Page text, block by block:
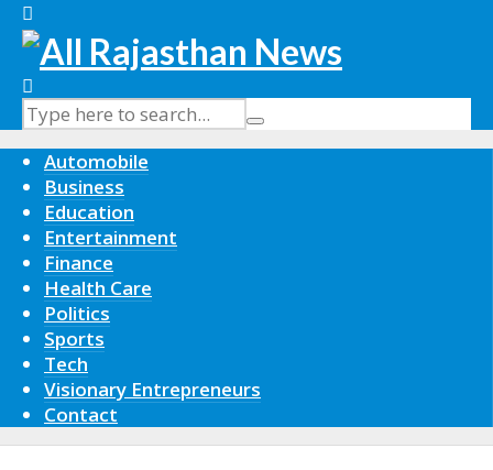
Automobile
Business
Education
Entertainment
Finance
Health Care
Politics
Sports
Tech
Visionary Entrepreneurs
Contact